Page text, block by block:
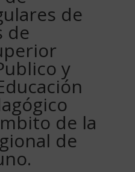
de
de
y
de la
de